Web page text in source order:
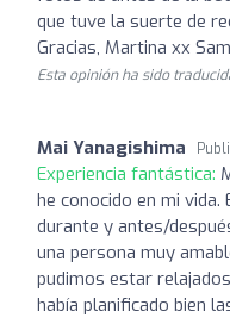
que tuve la suerte de
Gracias, Martina xx
Esta opinión ha sido
Mai Yanagishima
Experiencia fantástica:
he conocido en mi
durante y antes/
una persona muy
pudimos estar
había planificado bien